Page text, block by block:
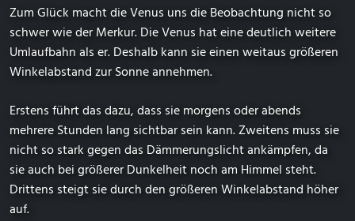
Zum Glück macht die Venus uns die Beobachtung nicht so
schwer wie der Merkur. Die Venus hat eine deutlich weitere
Umlaufbahn als er. Deshalb kann sie einen weitaus größeren
Winkelabstand zur Sonne annehmen.
Erstens führt das dazu, dass sie morgens oder abends
mehrere Stunden lang sichtbar sein kann. Zweitens muss sie
nicht so stark gegen das Dämmerungslicht ankämpfen, da
sie auch bei größerer Dunkelheit noch am Himmel steht.
Drittens steigt sie durch den größeren Winkelabstand höher
auf.